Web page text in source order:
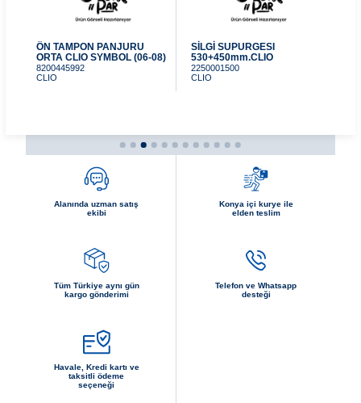
ÖN TAMPON PANJURU
ORTA CLIO SYMBOL (06-08)
8200445992
CLIO
SİLGİ SÜPÜRGESİ
530+450mm.CLIO
2250001500
CLIO
Alanında uzman satış
ekibi
Konya içi kurye ile
elden teslim
Tüm Türkiye aynı gün
kargo gönderimi
Telefon ve Whatsapp
desteği
Havale, Kredi kartı ve
taksitli ödeme
seçeneği